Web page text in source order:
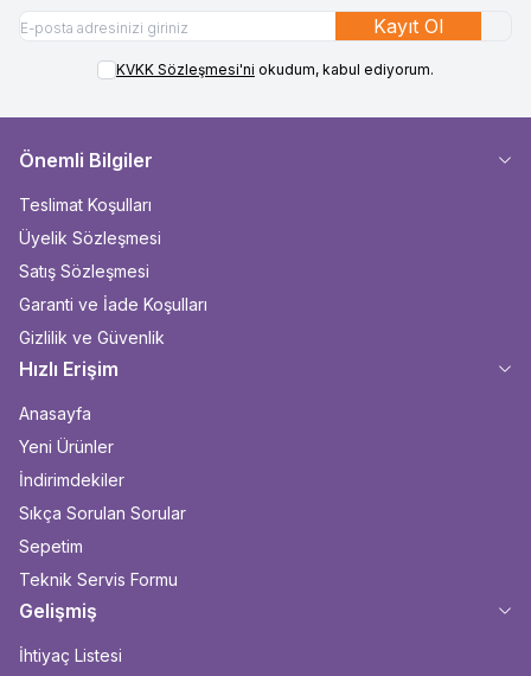
Kayıt Ol
KVKK Sözleşmesi'ni okudum, kabul ediyorum.
Önemli Bilgiler
Teslimat Koşulları
Üyelik Sözleşmesi
Satış Sözleşmesi
Garanti ve İade Koşulları
Gizlilik ve Güvenlik
Hızlı Erişim
Anasayfa
Yeni Ürünler
İndirimdekiler
Sıkça Sorulan Sorular
Sepetim
Teknik Servis Formu
Gelişmiş
İhtiyaç Listesi